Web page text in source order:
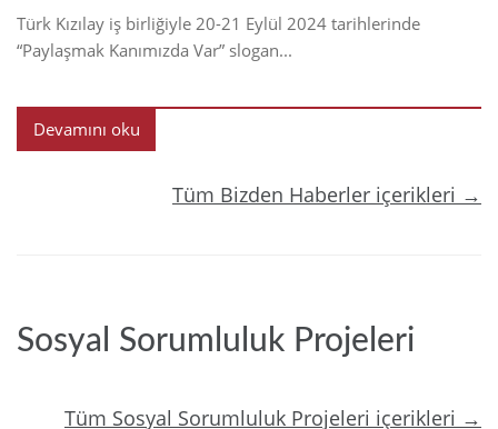
Türk Kızılay iş birliğiyle 20-21 Eylül 2024 tarihlerinde
“Paylaşmak Kanımızda Var” slogan...
Devamını oku
Tüm Bizden Haberler içerikleri →
Sosyal Sorumluluk Projeleri
Tüm Sosyal Sorumluluk Projeleri içerikleri →